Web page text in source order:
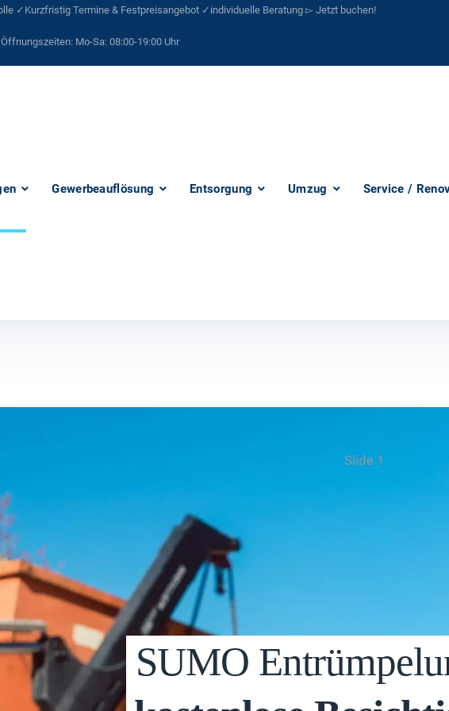
✓Kurzfristig Termine & Festpreisangebot ✓individuelle Beratung ▻ Jetzt buchen!
Öffnungszeiten: Mo-Sa: 08:00-19:00 Uhr
Gewerbeauflösung Entsorgung Umzug Service /
Slide 1
SUMO